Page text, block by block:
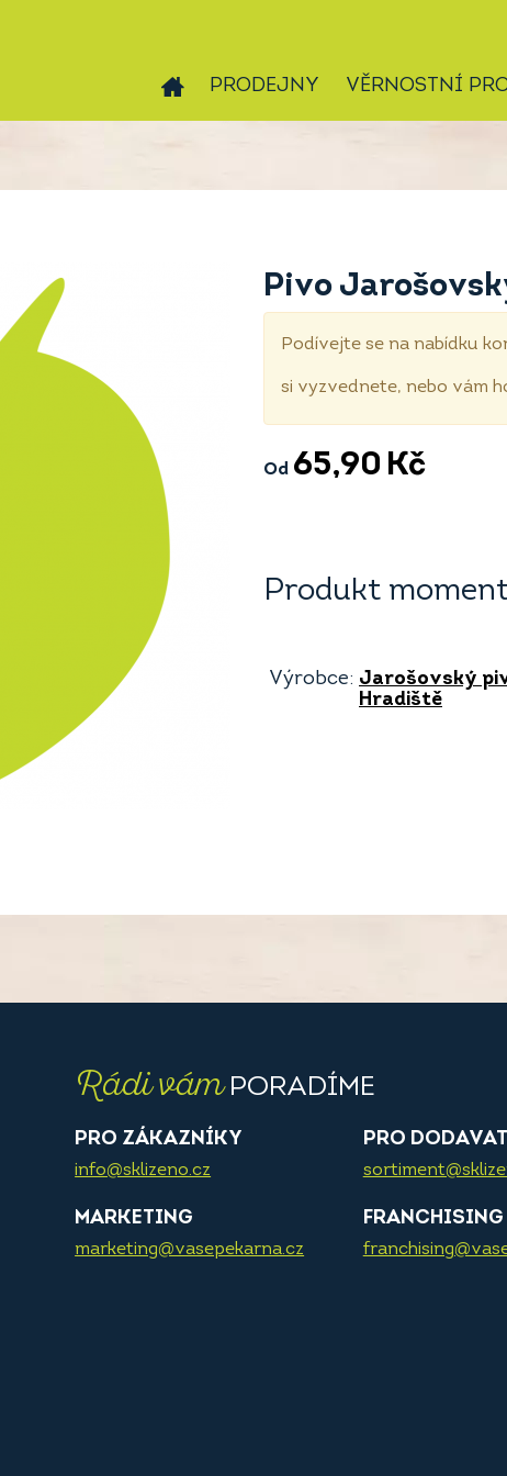
PRODEJNY VĚRNOSTNÍ
Pivo
Podívejte se na nabídku
si vyzvednete, nebo vám
Od 65,90 Kč
Produkt
Výrobce: Jarošovský
Hradiště
Rádi vámPORADÍME
PRO ZÁKAZNÍKY
info@sklizeno.cz
PRO
MARKETING
marketing@vasepekarna.cz
FRANCHISING